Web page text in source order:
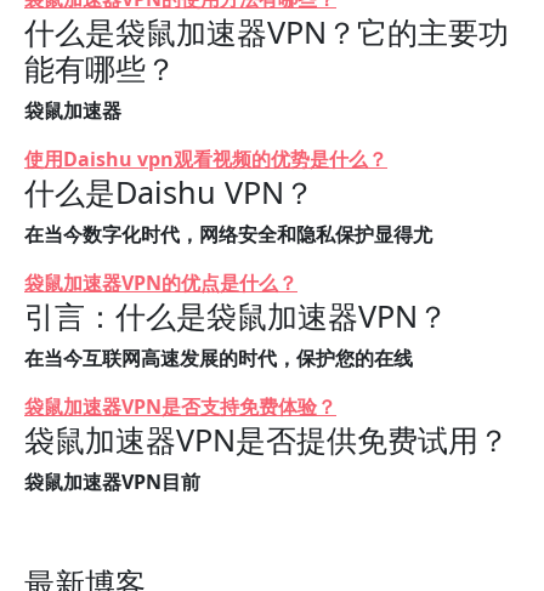
什么是袋鼠加速器VPN？它的主要功
能有哪些？
袋鼠加速器
使用Daishu vpn观看视频的优势是什么？
什么是Daishu VPN？
在当今数字化时代，网络安全和隐私保护显得尤
袋鼠加速器VPN的优点是什么？
引言：什么是袋鼠加速器VPN？
在当今互联网高速发展的时代，保护您的在线
袋鼠加速器VPN是否支持免费体验？
袋鼠加速器VPN是否提供免费试用？
袋鼠加速器VPN目前
最新博客